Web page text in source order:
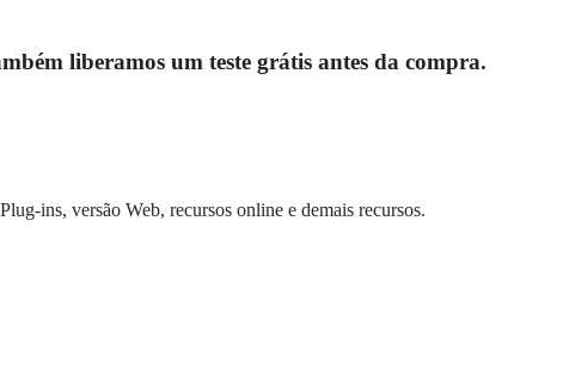
liberamos um teste grátis antes da compra.
ins, versão Web, recursos online e demais recursos.